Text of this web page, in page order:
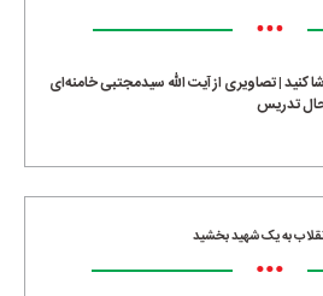
•••
کنید | تصاویری از آیت الله سیدمجتبی خامنه‌ای
تدریس
به یک شهید بخشید
•••